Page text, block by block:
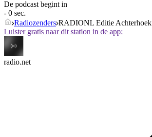
De podcast begint in
- 0 sec.
Radiozenders RADIONL Editie Achterhoek
Luister gratis naar dit station in de app:
radio.net